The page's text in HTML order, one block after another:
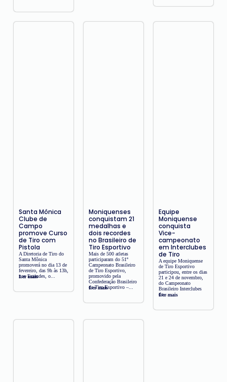
Santa Mônica
Clube de
Campo
promove Curso
de Tiro com
Pistola
A Diretoria de Tiro do
Santa Mônica
promoverá no dia 13 de
fevereiro, das 9h às 13h,
nos Estandes, o...
Ler mais
Moniquenses
conquistam 21
medalhas e
dois recordes
no Brasileiro de
Tiro Esportivo
Mais de 500 atletas
participaram do 51º
Campeonato Brasileiro
de Tiro Esportivo,
promovido pela
Confederação Brasileiro
de Tiro Esportivo –...
Ler mais
Equipe
Moniquense
conquista
Vice-
campeonato
em Interclubes
de Tiro
A equipe Moniquense
de Tiro Esportivo
participou, entre os dias
21 e 24 de novembro,
do Campeonato
Brasileiro Interclubes
de...
Ler mais